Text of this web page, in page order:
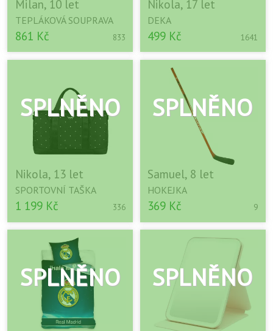
Milan, 10 let
TEPLÁKOVÁ SOUPRAVA
861 Kč 833
Nikola, 17 let
DEKA
499 Kč 1641
Nikola, 13 let
SPORTOVNÍ TAŠKA
1 199 Kč 336
Samuel, 8 let
HOKEJKA
369 Kč 9